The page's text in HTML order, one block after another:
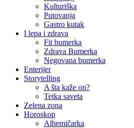
Kulturiška
Putovanja
Gastro kutak
I lepa i zdrava
Fit bumerka
Zdrava Bumerka
Negovana bumerka
Enterijer
Storytelling
A šta kaže on?
Tetka saveta
Zelena zona
Horoskop
Alhemičarka